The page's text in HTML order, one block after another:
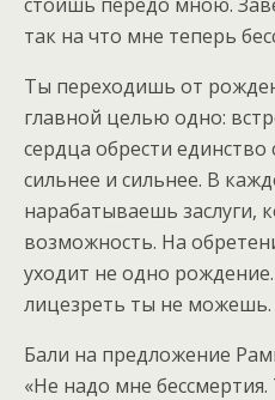
так на что мне теперь
Ты переходишь от
главной целью одно:
сердца обрести единство
сильнее и сильнее. В
нарабатываешь заслуги,
возможность. На
уходит не одно
лицезреть ты не можешь.
Бали на предложение
«Не надо мне